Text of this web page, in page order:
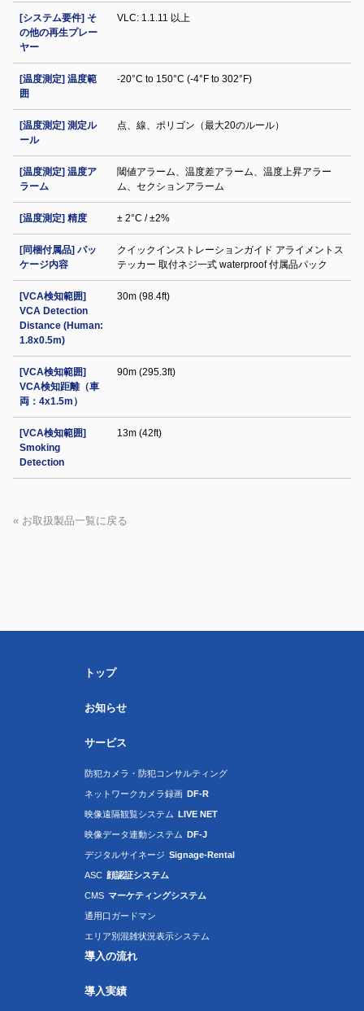
[システム要件] そ
の他の再生プレー
ヤー
VLC: 1.1.11 以上
[温度測定] 温度範
囲
-20°C to 150°C (-4°F to 302°F)
[温度測定] 測定ル
ール
点、線、ポリゴン（最大20のルール）
[温度測定] 温度ア
ラーム
閾値アラーム、温度差アラーム、温度上昇アラー
ム、セクションアラーム
[温度測定] 精度 ± 2°C / ±2%
[同梱付属品] パッ
ケージ内容
クイックインストレーションガイド アライメントス
テッカー 取付ネジ一式 waterproof 付属品パック
[VCA検知範囲]
VCA Detection
Distance (Human:
1.8x0.5m)
30m (98.4ft)
[VCA検知範囲]
VCA検知距離（車
両：4x1.5m）
90m (295.3ft)
[VCA検知範囲]
Smoking
Detection
13m (42ft)
« お取扱製品一覧に戻る
トップ
お知らせ
サービス
防犯カメラ・防犯コンサルティング
ネットワークカメラ録画 DF-R
映像遠隔観覧システム LIVE NET
映像データ連動システム DF-J
デジタルサイネージ Signage-Rental
ASC 顔認証システム
CMS マーケティングシステム
通用口ガードマン
エリア別混雑状況表示システム
導入の流れ
導入実績